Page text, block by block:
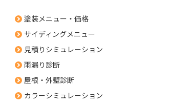
塗装メニュー・価格
サイディングメニュー
見積りシミュレーション
雨漏り診断
屋根・外壁診断
カラーシミュレーション